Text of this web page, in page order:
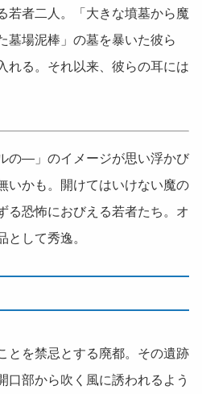
若者二人。「大きな墳墓から魔
墓場泥棒」の墓を暴いた彼ら
れる。それ以来、彼らの耳には
の―」のイメージが思い浮かび
いかも。開けてはいけない魔の
る恐怖におびえる若者たち。オ
として秀逸。
とを禁忌とする廃都。その遺跡
口部から吹く風に誘われるよう